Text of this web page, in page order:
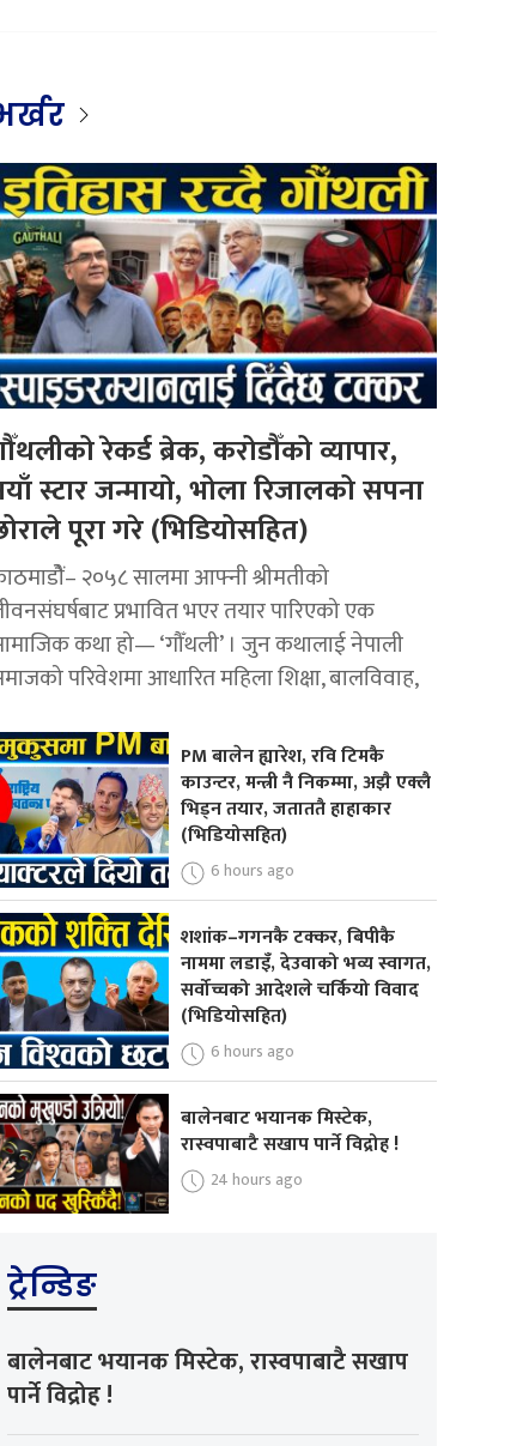
रेकर्ड ब्रेक, करोडौँको व्यापार,
स्टार जन्मायो, भोला रिजालको सपना
पूरा गरे (भिडियोसहित)
२०५८ सालमा आफ्नी श्रीमतीको
प्रभावित भएर तयार पारिएको एक
कथा हो— ‘गौँथली’ । जुन कथालाई नेपाली
परिवेशमा आधारित महिला शिक्षा, बालविवाह,
PM बालेन ह्यारेश, रवि टिमकै
काउन्टर, मन्त्री नै निकम्मा, अझै एक्लै
भिड्न तयार, जताततै हाहाकार
(भिडियोसहित)
6 hours ago
शशांक–गगनकै टक्कर, बिपीकै
नाममा लडाइँ, देउवाको भव्य स्वागत,
सर्वोच्चको आदेशले चर्कियो विवाद
(भिडियोसहित)
6 hours ago
बालेनबाट भयानक मिस्टेक,
रास्वपाबाटै सखाप पार्ने विद्रोह !
24 hours ago
ट्रेन्डिङ
बालेनबाट भयानक मिस्टेक, रास्वपाबाटै सखाप
पार्ने विद्रोह !